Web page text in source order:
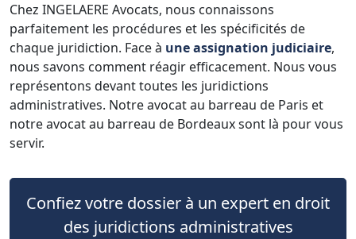
Chez INGELAERE Avocats, nous connaissons
parfaitement les procédures et les spécificités de
chaque juridiction. Face à une assignation judiciaire,
nous savons comment réagir efficacement. Nous vous
représentons devant toutes les juridictions
administratives. Notre avocat au barreau de Paris et
notre avocat au barreau de Bordeaux sont là pour vous
servir.
Confiez votre dossier à un expert en droit
des juridictions administratives